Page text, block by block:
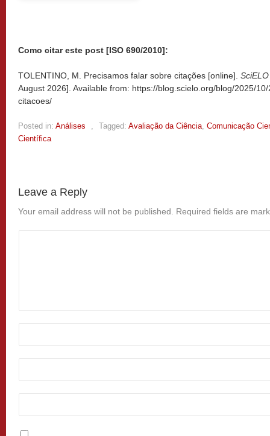
Como citar este post [ISO 690/2010]:
TOLENTINO, M. Precisamos falar sobre citações [online].
August 2026]. Available from: https://blog.scielo.org/blog/2025/
citacoes/
Posted in: Análises Tagged: Avaliação da Ciência Comunicação
Científica
Leave a Reply
Your email address will not be published. Required fields are